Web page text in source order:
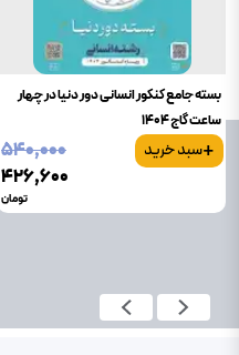
بسته جامع کنکور انسانی دور دنیا در چهار
ساعت گاج 1404
+سبد خرید
۵۴۰٬۰۰۰
۴۲۶٬۶۰۰
تومان